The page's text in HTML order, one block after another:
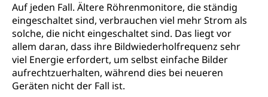
Auf jeden Fall. Ältere Röhrenmonitore, die ständig
eingeschaltet sind, verbrauchen viel mehr Strom als
solche, die nicht eingeschaltet sind. Das liegt vor
allem daran, dass ihre Bildwiederholfrequenz sehr
viel Energie erfordert, um selbst einfache Bilder
aufrechtzuerhalten, während dies bei neueren
Geräten nicht der Fall ist.